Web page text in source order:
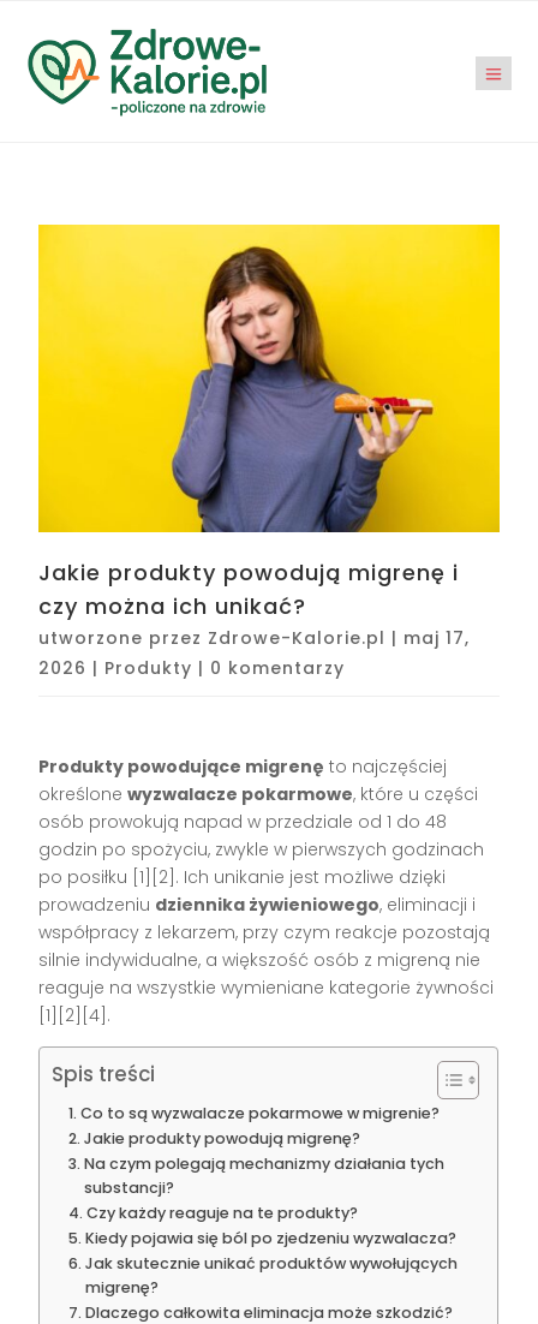
Jakie produkty powodują migrenę i
czy można ich unikać?
utworzone przez Zdrowe-Kalorie.pl | maj 17,
2026 | Produkty | 0 komentarzy
Produkty powodujące migrenę to najczęściej
określonewyzwalacze pokarmowe, które u części
osób prowokują napad w przedziale od 1 do 48
godzin po spożyciu, zwykle w pierwszych godzinach
po posiłku [1][2]. Ich unikanie jest możliwe dzięki
prowadzeniu dziennika żywieniowego, eliminacji i
współpracy z lekarzem, przy czym reakcje pozostają
silnie indywidualne, a większość osób z migreną nie
reaguje na wszystkie wymieniane kategorie żywności
[1][2][4].
Spis treści
Co to są wyzwalacze pokarmowe w migrenie?
Jakie produkty powodują migrenę?
Na czym polegają mechanizmy działania tych
substancji?
Czy każdy reaguje na te produkty?
Kiedy pojawia się ból po zjedzeniu wyzwalacza?
Jak skutecznie unikać produktów wywołujących
migrenę?
Dlaczego całkowita eliminacja może szkodzić?